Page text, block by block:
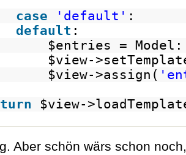
case
'default' :
default :
$entries =
$view-
$view->assign(
$view-
Aber schön wärs schon